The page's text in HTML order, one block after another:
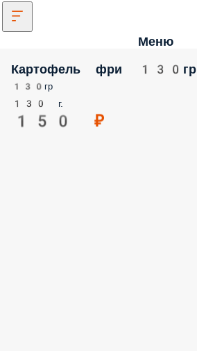
Меню
Картофель фри 130гр
130гр
130 г.
150 ₽